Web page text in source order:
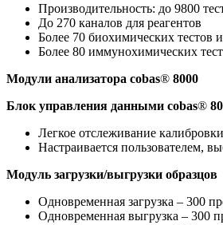
Производительность: до 9800
До 270 каналов для реагентов
Более 70 биохимических тестов
Более 80 иммунохимических
Модули анализатора cobas® 8000
Блок управления данными cobas®
Легкое отслеживание
Настраивается пользователем,
Модуль загрузки/выгрузки образцов
Одновременная загрузка – 300
Одновременная выгрузка – 300